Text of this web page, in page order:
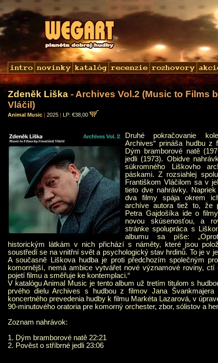
Zdeněk Liška - Archives Vol.2 (Music to Films
Vláčil)
Animal Music | 2025 | LP: €38,00
Druhé pokračovanie
Archives“ prináša hudbu z
Dým bramborové natě
jedli (1973). Obidve
súkromného Liškovho
páskami. Z rozsiahlej
Františkom Vláčilom sa v
tieto dve nahrávky.
dva filmy spája okrem
archíve autora tiež to, že
Petra Gajdošíka ide o
novou skúsenosťou, a
stránke spolupráca s
albumu sa píše:
historickým látkám v nich přichází s náměty, které jsou
soustředí se na vnitřní svět a psychologický stav hrdinů. To je v
A současně Liškova hudba je proti předchozím společným
komornější, nemá ambice vytvářet nové významové roviny, ctí
pojetí filmu a směřuje ke kontemplaci.“
V katalógu Animal Music je tento album už tretím titulom s
prvého dielu Archives s hudbou z filmov Jana
koncertného prevedenia hudby k filmu Markéta Lazarová, v
90-minutového oratoria pre komorný orchester, zbor, sólistov a
Zoznam nahrávok:
1. Dým bramborové natě 22:21
2. Pověst o stříbrné jedli 23:06